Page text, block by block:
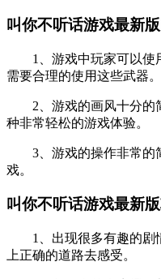
叫你不听话游戏最新版
1、游戏中玩家可以使
需要合理的使用这些武器。
2、游戏的画风十分的
种非常轻松的游戏体验。
3、游戏的操作非常的
戏。
叫你不听话游戏最新版
1、出现很多有趣的剧
上正确的道路去感受。